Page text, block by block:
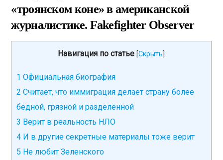
«троянском коне» в американской
журналистике. Fakefighter Observer
Навигация по статье [Скрыть
1 Официальная биография
2 Считает, что иммиграция делает страну более
бедной, грязной и разделённой
3 Верит в реальность НЛО
4 И в другие секретные материалы тоже верит
5 Не любит Зеленского